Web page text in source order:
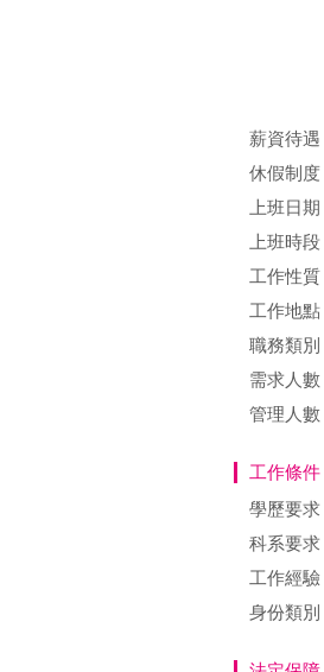
薪資待遇
休假制度
上班日期
上班時段
工作性質
工作地點
職務類別
需求人數
管理人數
工作條件
學歷要求
科系要求
工作經驗
身份類別